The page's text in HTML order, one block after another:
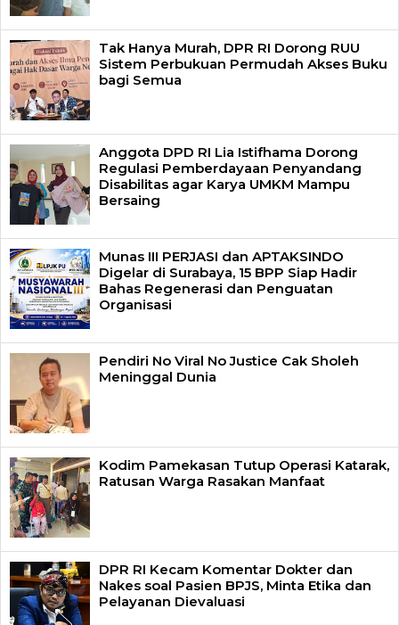
Tak Hanya Murah, DPR RI Dorong RUU
Sistem Perbukuan Permudah Akses Buku
bagi Semua
Anggota DPD RI Lia Istifhama Dorong
Regulasi Pemberdayaan Penyandang
Disabilitas agar Karya UMKM Mampu
Bersaing
Munas III PERJASI dan APTAKSINDO
Digelar di Surabaya, 15 BPP Siap Hadir
Bahas Regenerasi dan Penguatan
Organisasi
Pendiri No Viral No Justice Cak Sholeh
Meninggal Dunia
Kodim Pamekasan Tutup Operasi Katarak,
Ratusan Warga Rasakan Manfaat
DPR RI Kecam Komentar Dokter dan
Nakes soal Pasien BPJS, Minta Etika dan
Pelayanan Dievaluasi